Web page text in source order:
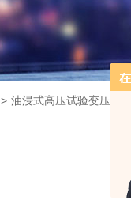
> 油浸式高压试验变压器